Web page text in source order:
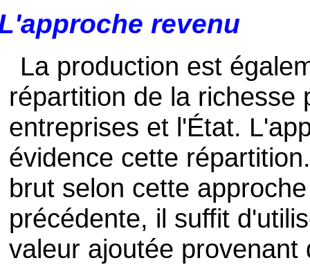
revenu
La production est
répartition de la richesse
entreprises et l'État.
évidence cette
brut selon cette
précédente, il suffit
valeur ajoutée